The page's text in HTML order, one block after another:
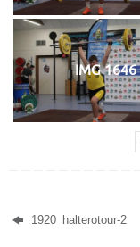
IMG 1646
1920_halterotour-2